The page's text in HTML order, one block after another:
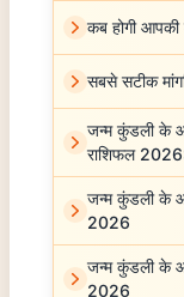
कब होगी आपकी
सबसे सटीक
जन्म कुंडली के
राशिफल
जन्म कुंडली के
2026
जन्म कुंडली के
2026